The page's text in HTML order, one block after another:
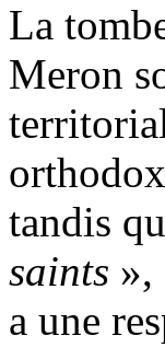
La
Meron
tandis
saints »,
a une